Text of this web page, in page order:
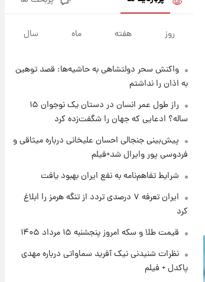
فال قهوه روزانه پنجشنبه ۱۵ مرداد
ماه ۱۴۰۵
۱ روز پیش
چهارشنبه ۱۴ مرداد + جدول
۱ روز پیش
تولید سایپا؛ نام خودرو، مبلغ پیش
پرداخت و زمان تحویل | سود
مشارکت چند درصد است؟
روز هفته ماه سال
واکنش سحر دولتشاهی به حاشیه‌ها: قصد توهین
به اذان را نداشتم
راز طول عمر انسان در دستان یک نوجوان ۱۵
ساله؟ ادعایی که جهان را شگفت‌زده کرد
پیش‌بینی جنجالی احسان علیخانی درباره میثاقی و
فردوسی پور وایرال شد+فیلم
شرایط تفاهم‌نامه به نفع ایران بهبود یافت
ایران تعرفه ۷ درصدی تردد از تنگه هرمز را ابلاغ
کرد
قیمت طلا و سکه امروز پنجشنبه ۱۵ مرداد ۱۴۰۵
نظرات شنیدنی نیک آفرید سماواتی درباره مهدی
پاکدل + فیلم